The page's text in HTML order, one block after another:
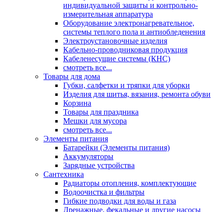
индивидуальной защиты и контрольно-
измерительная аппаратура
Оборудование электронагревательное,
системы теплого пола и антиобледенения
Электроустановочные изделия
Кабельно-проводниковая продукция
Кабеленесущие системы (КНС)
смотреть все...
Товары для дома
Губки, салфетки и тряпки для уборки
Изделия для шитья, вязания, ремонта обуви
Корзина
Товары для праздника
Мешки для мусора
смотреть все...
Элементы питания
Батарейки (Элементы питания)
Аккумуляторы
Зарядные устройства
Сантехника
Радиаторы отопления, комплектующие
Водоочистка и фильтры
Гибкие подводки для воды и газа
Дренажные, фекальные и другие насосы